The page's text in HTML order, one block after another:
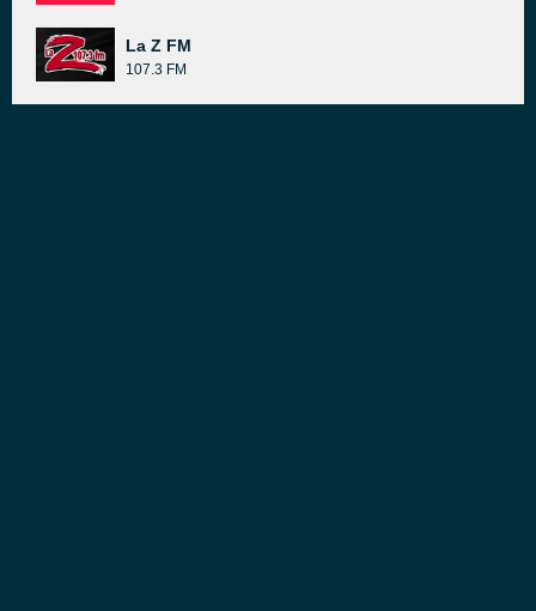
La Z FM
107.3 FM